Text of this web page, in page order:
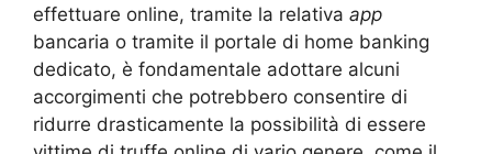
effettuare online, tramite la relativa app
bancaria o tramite il portale di home banking
dedicato, è fondamentale adottare alcuni
accorgimenti che potrebbero consentire di
ridurre drasticamente la possibilità di essere